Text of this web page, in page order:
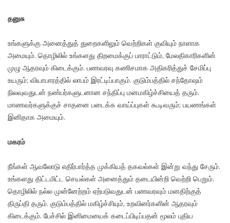
தனுசு
உங்களுக்கு அனைத்துத் துறைகளிலும் வெற்றிகள் குவியும் நாளாக
அமையும். தொழிலில் உங்களது திறமைக்குப் பாராட்டும், மேலதிகாரிகளின்
முழு ஆதரவும் கிடைக்கும். பணவரவு கணிசமாக அதிகரித்துச் சேமிப்பு
உயரும்; வியாபாரத்தில் லாபம் இரட்டிப்பாகும். குடும்பத்தில் சந்தோஷம்
நிலவுவதுடன் நண்பர்களுடனான சந்திப்பு மனமகிழ்ச்சியைத் தரும்.
மாணவர்களுக்குச் சாதனை படைக்க வாய்ப்புகள் கூடிவரும்; பயணங்கள்
இனிதாக அமையும்.
மகரம்
நீங்கள் ஆவலோடு எதிர்பார்த்த முக்கியத் தகவல்கள் இன்று வந்து சேரும்.
உங்களது திட்டமிட்ட செயல்கள் அனைத்தும் தடையின்றி வெற்றி பெறும்.
தொழிலில் நல்ல முன்னேற்றம் ஏற்படுவதுடன் பணவரவும் மனதிற்குத்
திருப்தி தரும். குடும்பத்தில் மகிழ்ச்சியும், உறவினர்களின் ஆதரவும்
கிடைக்கும். பேச்சில் இனிமையைக் கடைப்பிடிப்பதன் மூலம் புதிய